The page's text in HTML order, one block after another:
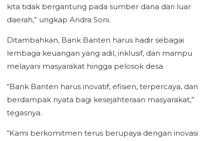
kita tidak bergantung pada sumber dana dari luar
daerah,” ungkap Andra Soni.
Ditambahkan, Bank Banten harus hadir sebagai
lembaga keuangan yang adil, inklusif, dan mampu
melayani masyarakat hingga pelosok desa.
“Bank Banten harus inovatif, efisien, terpercaya, dan
berdampak nyata bagi kesejahteraan masyarakat,”
tegasnya.
“Kami berkomitmen terus berupaya dengan inovasi